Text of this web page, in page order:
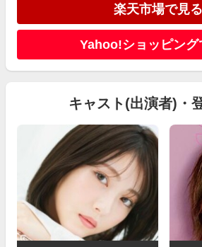
楽天市場で見る
Yahoo!ショッピング
キャスト(出演者)・